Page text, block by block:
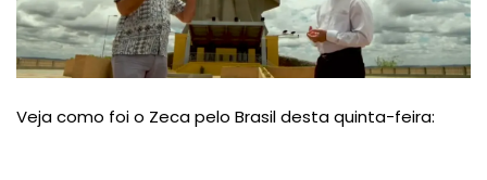
Veja como foi o Zeca pelo Brasil desta quinta-feira: